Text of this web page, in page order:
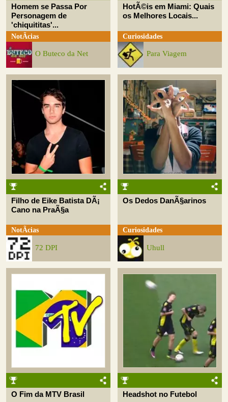
Homem se Passa Por
Personagem de
'chiquititas'...
NotÃ­cias
O Buteco da Net
HotÃ©is em Miami: Quais
os Melhores Locais...
Curiosidades
Para Viagem
Filho de Eike Batista DÃ¡
Cano na PraÃ§a
NotÃ­cias
72 DPI
Os Dedos DanÃ§arinos
Curiosidades
Uhull
O Fim da MTV Brasil Headshot no Futebol